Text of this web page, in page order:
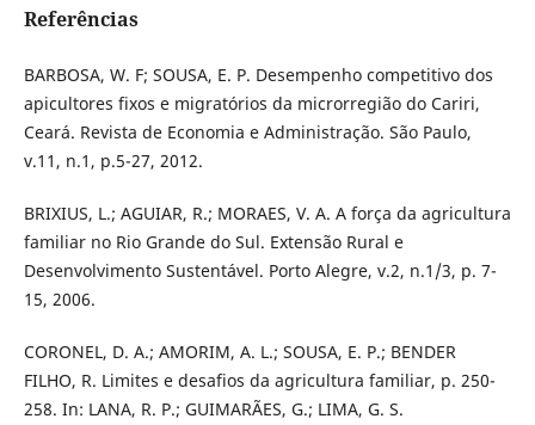
Referências
BARBOSA, W. F; SOUSA, E. P. Desempenho competitivo dos
apicultores fixos e migratórios da microrregião do Cariri,
Ceará. Revista de Economia e Administração. São Paulo,
v.11, n.1, p.5-27, 2012.
BRIXIUS, L.; AGUIAR, R.; MORAES, V. A. A força da agricultura
familiar no Rio Grande do Sul. Extensão Rural e
Desenvolvimento Sustentável. Porto Alegre, v.2, n.1/3, p. 7-
15, 2006.
CORONEL, D. A.; AMORIM, A. L.; SOUSA, E. P.; BENDER
FILHO, R. Limites e desafios da agricultura familiar, p. 250-
258. In: LANA, R. P.; GUIMARÃES, G.; LIMA, G. S.